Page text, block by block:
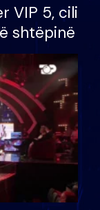
VIP 5, cili
shtëpinë